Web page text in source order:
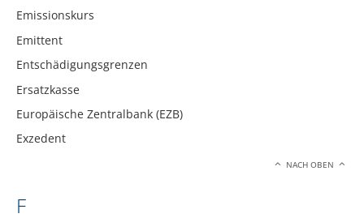
Emissionskurs
Emittent
Entschädigungsgrenzen
Ersatzkasse
Europäische Zentralbank (EZB)
Exzedent
NACH OBEN
F